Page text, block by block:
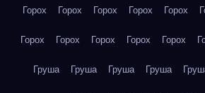
Горох Горох Горох Горох Горох
Горох Горох Горох Горох Горох
Груша Груша Груша Груша